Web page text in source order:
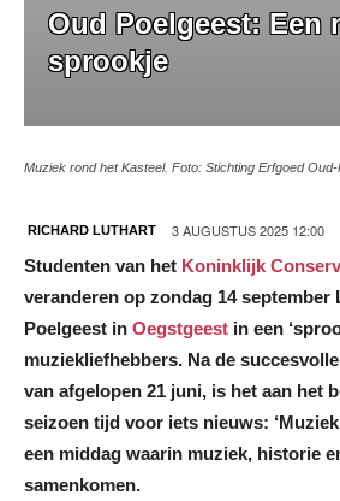
Oud Poelgeest: Een
sprookje
Muziek rond het Kasteel. Foto: Stichting Erfgoed
RICHARD LUTHART 3 AUGUSTUS 2025 12:00
Studenten van het Koninklijk
veranderen op zondag 14 september
Poelgeest in Oegstgeest in een
muziekliefhebbers. Na de
van afgelopen 21 juni, is het aan het
seizoen tijd voor iets nieuws:
een middag waarin muziek, historie
samenkomen.